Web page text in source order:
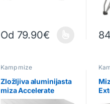
Od 79.90€
Ta izdelek ima več različic.
Kamp mize
Zložljiva aluminijasta
miza Accelerate
Compack